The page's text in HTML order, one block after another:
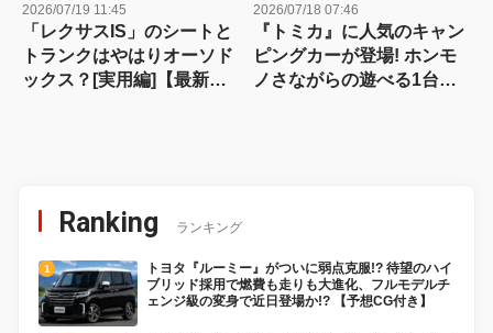
2026/07/19 11:45
「レクサスIS」のシートと
トランクはやはりオーソド
ックス？[実用編]【最新モ
2026/07/18 07:46
『トミカ』に人気のキャン
ピングカーが登場! ホンモ
ノさながらの遊べる1台、
Ranking ランキング
トヨタ『ルーミー』がついに弱点克服!? 待望のハイ
ブリッド採用で燃費も走りも大進化、フルモデルチ
ェンジ級の変身で近日登場か!? 【予想CG付き】